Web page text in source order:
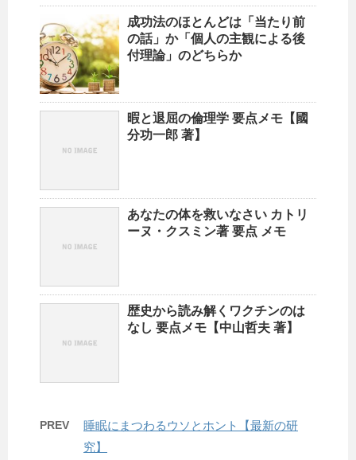
成功法のほとんどは「当たり前
の話」か「個人の主観による後
付理論」のどちらか
暇と退屈の倫理学 要点メモ【國
分功一郎 著】
あなたの体を救いなさい カトリ
ーヌ・クスミン著 要点 メモ
歴史から読み解くワクチンのは
なし 要点メモ【中山哲夫 著】
PREV
睡眠にまつわるウソとホント【最新の研
究】